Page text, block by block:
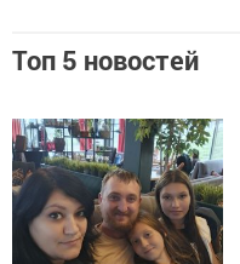
Топ 5 новостей